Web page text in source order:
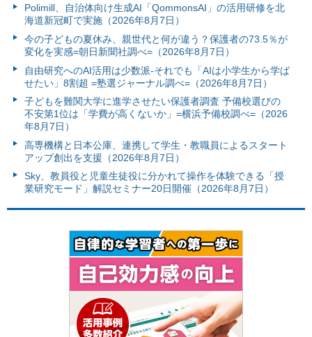
Polimill、自治体向け生成AI「QommonsAI」の活用研修を北
海道新冠町で実施（2026年8月7日）
今の子どもの夏休み、親世代と何が違う？保護者の73.5％が
変化を実感=朝日新聞社調べ=（2026年8月7日）
自由研究へのAI活用は少数派-それでも「AIは小学生から学ば
せたい」8割超 =塾選ジャーナル調べ=（2026年8月7日）
子どもを難関大学に進学させたい保護者調査 予備校選びの
不安第1位は「学費が高くないか」=横浜予備校調べ=（2026
年8月7日）
高専機構と日本公庫、連携して学生・教職員によるスタート
アップ創出を支援（2026年8月7日）
Sky、教員役と児童生徒役に分かれて操作を体験できる「授
業研究モード」解説セミナー20日開催（2026年8月7日）